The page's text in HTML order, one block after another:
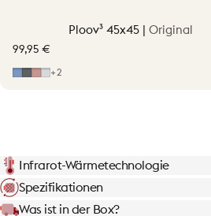
Ploov³ 45x45 | Original
99,95 €
Mid Blue
GreyHellrosa
Light Grey
+2
Infrarot-Wärmetechnologie
Spezifikationen
Was ist in der Box?